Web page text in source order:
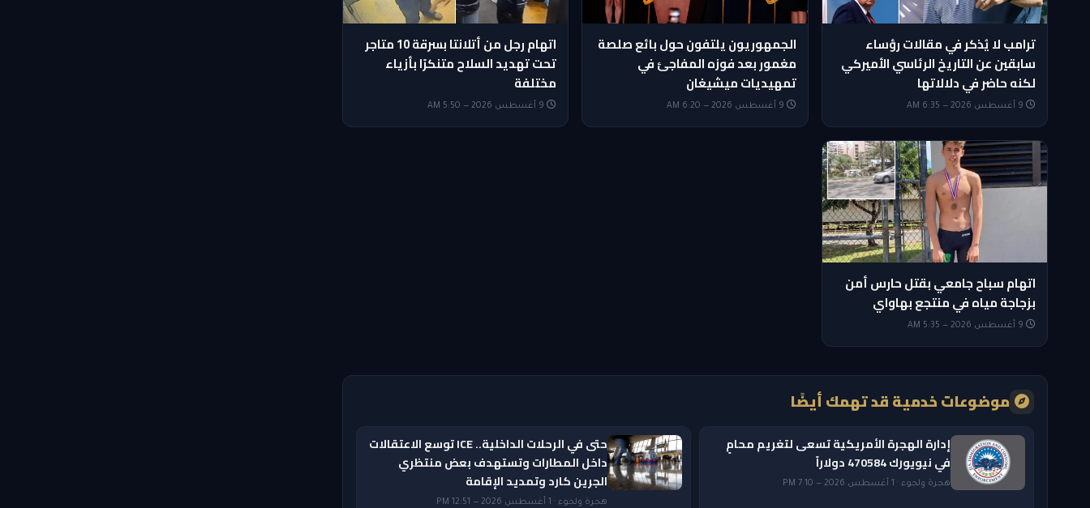
ترامب لا يُذكر في مقالات رؤساء
سابقين عن التاريخ الرئاسي الأميركي
لكنه حاضر في دلالاتها
الجمهوريون يلتفون حول بائع صلصة
مغمور بعد فوزه المفاجئ في
تمهيديات ميشيغان
اتهام رجل من أتلانتا بسرقة 10 متاجر
تحت تهديد السلاح متنكرًا بأزياء
مختلفة
9 أغسطس 2026 — 5:50 AM
اتهام سباح جامعي بقتل حارس أمن
بزجاجة مياه في منتجع بهاواي
موضوعات خدمية قد تهمك أيضًا
إدارة الهجرة الأمريكية تسعى لتغريم محامٍ
في نيويورك 470584 دولاراً
هجرة ولجوء · 1 أغسطس 2026 — 7:10 PM
حتى في الرحلات الداخلية.. ICE توسع الاعتقالات
داخل المطارات وتستهدف بعض منتظري
الجرين كارد وتمديد الإقامة
هجرة ولجوء · 1 أغسطس 2026 — 12:51 PM